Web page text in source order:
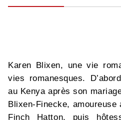
Karen Blixen, une vie
vies romanesques.
au Kenya après son
Blixen-Finecke,
Finch Hatton, puis